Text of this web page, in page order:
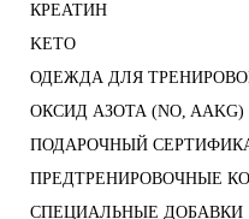
КРЕАТИН
KETO
ОДЕЖДА ДЛЯ
ОКСИД АЗОТА (NO, AAKG)
ПОДАРОЧНЫЙ
ПРЕДТРЕНИРОВОЧНЫЕ
СПЕЦИАЛЬНЫЕ ДОБАВКИ